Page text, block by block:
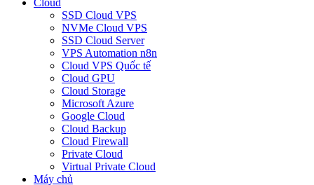
Cloud
SSD Cloud VPS
NVMe Cloud VPS
SSD Cloud Server
VPS Automation n8n
Cloud VPS Quốc tế
Cloud GPU
Cloud Storage
Microsoft Azure
Google Cloud
Cloud Backup
Cloud Firewall
Private Cloud
Virtual Private Cloud
Máy chủ